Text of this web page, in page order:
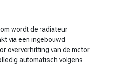
wordt de radiateur
via een ingebouwd
oververhitting van de motor
automatisch volgens